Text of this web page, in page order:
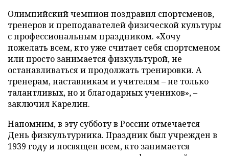
Олимпийский чемпион поздравил спортсменов,
тренеров и преподавателей физической культуры
с профессиональным праздником. «Хочу
пожелать всем, кто уже считает себя спортсменом
или просто занимается физкультурой, не
останавливаться и продолжать тренировки. А
тренерам, наставникам и учителям – не только
талантливых, но и благодарных учеников», –
заключил Карелин.
Напомним, в эту субботу в России отмечается
День физкультурника. Праздник был учрежден в
1939 году и посвящен всем, кто занимается